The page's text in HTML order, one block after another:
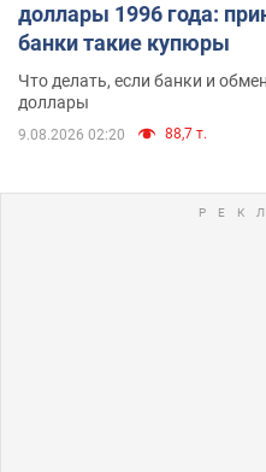
доллары 1996 года:
банки такие купюры
Что делать, если банки и
доллары
9.08.2026 02:20 88,7 т.